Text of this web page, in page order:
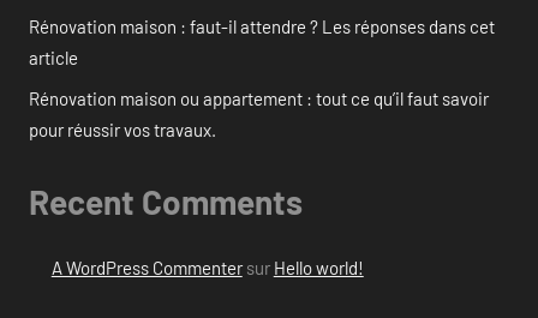
Rénovation maison : faut-il attendre ? Les réponses dans cet
article
Rénovation maison ou appartement : tout ce qu’il faut savoir
pour réussir vos travaux.
Recent Comments
A WordPress Commentersur Hello world!